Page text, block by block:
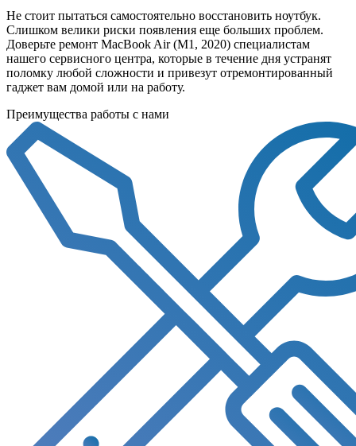
Не стоит пытаться самостоятельно восстановить ноутбук.
Слишком велики риски появления еще больших проблем.
Доверьте ремонт MacBook Air (M1, 2020) специалистам
нашего сервисного центра, которые в течение дня устранят
поломку любой сложности и привезут отремонтированный
гаджет вам домой или на работу.
Преимущества работы с нами